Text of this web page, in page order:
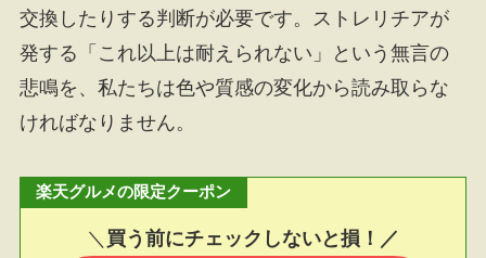
交換したりする判断が必要です。ストレリチアが
発する「これ以上は耐えられない」という無言の
悲鳴を、私たちは色や質感の変化から読み取らな
ければなりません。
楽天グルメの限定クーポン
＼ 買う前にチェックしないと損！／